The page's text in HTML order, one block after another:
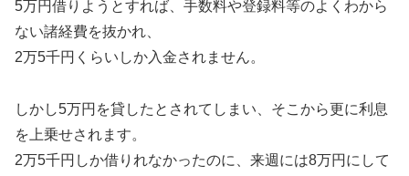
5万円借りようとすれば、手数料や登録料等のよくわから
ない諸経費を抜かれ、
2万5千円くらいしか入金されません。
しかし5万円を貸したとされてしまい、そこから更に利息
を上乗せされます。
2万5千円しか借りれなかったのに、来週には8万円にして